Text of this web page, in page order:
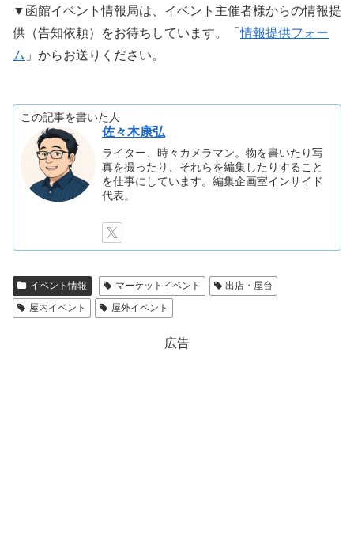
▼函館イベント情報局は、イベント主催者様からの情報提
供（告知依頼）をお待ちしています。「情報提供フォー
ム 」からお送りください。
この記事を書いた人
佐々木康弘
ライター、時々カメラマン。物を書いたり写
真を撮ったり、それらを編集したりすること
を仕事にしています。編集企画室インサイド
代表。
イベント情報 マーケットイベント
出店・屋台
屋内イベント
屋外イベント
広告